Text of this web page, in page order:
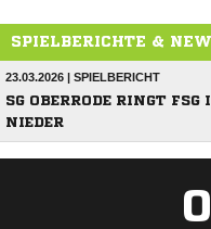
SPIELBERICHTE &
23.03.2026 | SPIELBERICHT
SG OBERRODE RINGT
NIEDER
0